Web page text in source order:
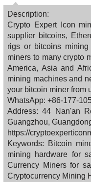
Description:
Crypto Expert Icon
supplier bitcoins,
rigs or bitcoins
miners to many crypto
America, Asia and
mining machines and
your bitcoin miner from
WhatsApp: +86-177-
Address: 44 Nan'an
Guangzhou,
https://
Keywords: Bitcoin
mining hardware for
Currency Miners for
Cryptocurrency Mining